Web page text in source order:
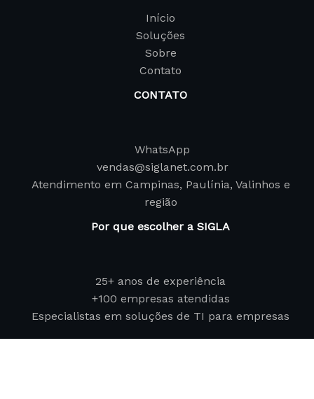
Início
Soluções
Sobre
Contato
CONTATO
WhatsApp
vendas@siglanet.com.br
Atendimento em Campinas, Paulínia, Valinhos e
região
Por que escolher a SIGLA
25+ anos de experiência
+100 empresas atendidas
Especialistas em soluções de TI para empresas